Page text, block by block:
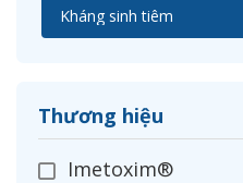
Thương hiệu
Imetoxim®